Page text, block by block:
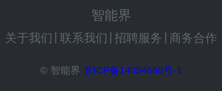
智能界
关于我们丨联系我们丨招聘服务丨商务合作
© 智能界 京ICP备14054666号-1